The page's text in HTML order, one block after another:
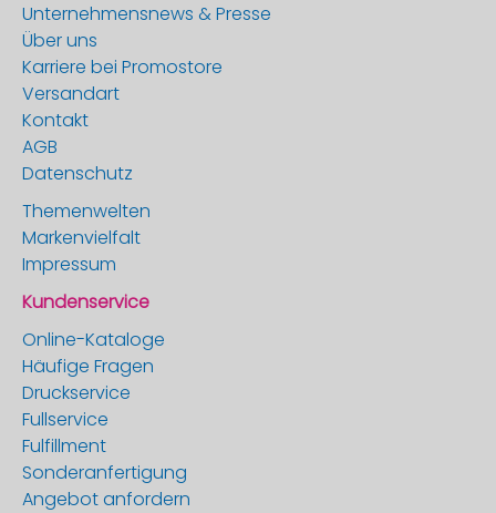
Unternehmensnews & Presse
Über uns
Karriere bei Promostore
Versandart
Kontakt
AGB
Datenschutz
Themenwelten
Markenvielfalt
Impressum
Kundenservice
Online-Kataloge
Häufige Fragen
Druckservice
Fullservice
Fulfillment
Sonderanfertigung
Angebot anfordern